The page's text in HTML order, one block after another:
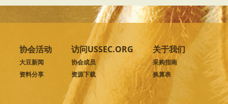
协会活动
大豆新闻
资料分享
访问USSEC.ORG
协会成员
资源下载
关于我们
采购指南
换算表